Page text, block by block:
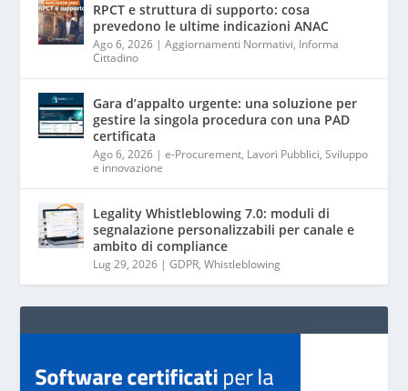
RPCT e struttura di supporto: cosa
prevedono le ultime indicazioni ANAC
Ago 6, 2026 |Aggiornamenti Normativi, Informa
Cittadino
Gara d’appalto urgente: una soluzione per
gestire la singola procedura con una PAD
certificata
Ago 6, 2026 |e-Procurement, Lavori Pubblici,Sviluppo
e innovazione
Legality Whistleblowing 7.0: moduli di
segnalazione personalizzabili per canale e
ambito di compliance
Lug 29, 2026 |GDPR,Whistleblowing